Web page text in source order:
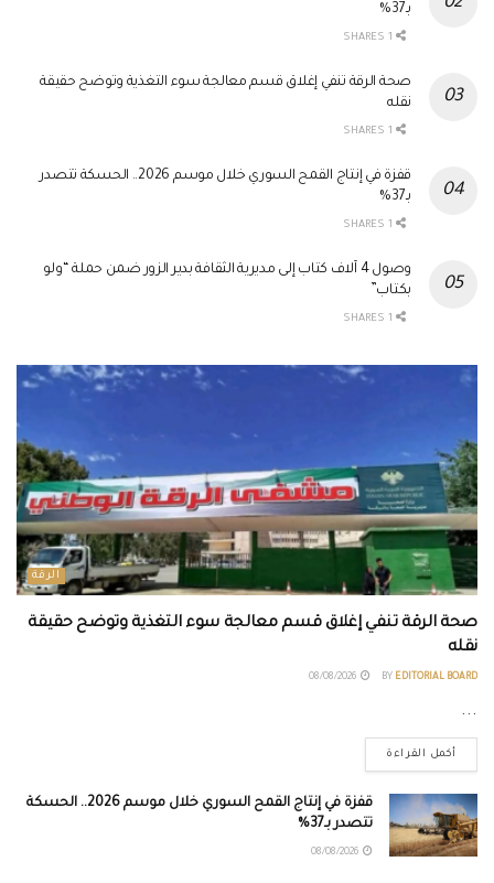
بـ37%
صحة الرقة تنفي إغلاق قسم معالجة سوء التغذية وتوضح حقيقة
نقله
قفزة في إنتاج القمح السوري خلال موسم 2026.. الحسكة تتصدر
بـ37%
وصول 4 آلاف كتاب إلى مديرية الثقافة بدير الزور ضمن حملة “ولو
بكتاب”
الرقة
صحة الرقة تنفي إغلاق قسم معالجة سوء التغذية وتوضح حقيقة
نقله
BY EDITORIAL BOARD
...
أكمل القراءة
قفزة في إنتاج القمح السوري خلال موسم 2026.. الحسكة
تتصدر بـ37%